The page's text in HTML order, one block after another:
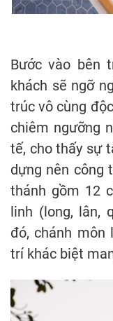
Bước vào bên
khách sẽ ngỡ
trúc vô cùng
chiêm ngưỡng
tế, cho thấy sự
dựng nên công
thánh gồm 12
linh (long, lân,
đó, chánh môn
trí khác biệt